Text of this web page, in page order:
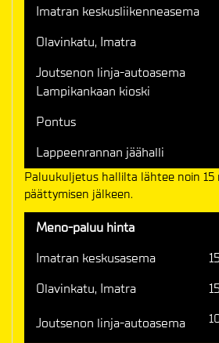
Imatran keskusliikenneasema
Olavinkatu, Imatra
Joutsenon linja-autoasema
Lampikankaan kioski
Pontus
Lappeenrannan jäähalli
Paluukuljetus hallilta lähtee noin
päättymisen jälkeen.
Meno-paluu hinta
Imatran keskusasema
Olavinkatu, Imatra
Joutsenon linja-autoasema